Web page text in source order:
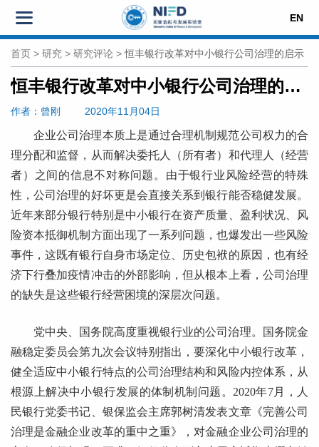
EN
首页 > 研究 > 研究评论 > 恒丰银行改革对中小银行公司治理的启示
恒丰银行改革对中小银行公司治理的启示
作者 ：曾刚 2020年11月04日
企业公司治理本质上是通过合理机制规范公司权力的合
理分配和监督，从而解决委托人（所有者）和代理人（经营
者）之间的信息不对称问题。由于银行业风险经营的特殊
性，公司治理的好坏更是会直接关系到银行能否稳健发展。
近年来部分银行特别是中小银行在资产质量、盈利状况、风
险资本抵御机制方面出现了一系列问题，也爆发出一些风险
事件，这既有银行自身市场定位、历史包袱的原因，也有经
济下行叠加疫情冲击的外部影响，但从根本上看，公司治理
的缺失是这些银行经营困境的深层次问题。
党中央、国务院高度重视银行业的公司治理。国务院金
融稳定委员会第九次会议特别指出，要深化中小银行改革，
健全适应中小银行特点的公司治理结构和风险内控体系，从
根源上解决中小银行发展的体制机制问题。2020年7月，人
民银行党委书记、银保监会主席郭树清发表文章《完善公司
治理是金融企业改革的重中之重》，对金融企业公司治理的